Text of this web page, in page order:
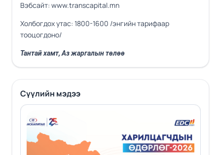
Вэбсайт: www.transcapital.mn
Холбогдох утас: 1800-1600 /энгийн тарифаар
тооцогдоно/
Тантай хамт, Аз жаргалын төлөө
Сүүлийн мэдээ